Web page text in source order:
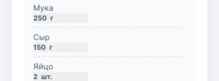
Мука
250 г
Сыр
150 г
Яйцо
2 шт.